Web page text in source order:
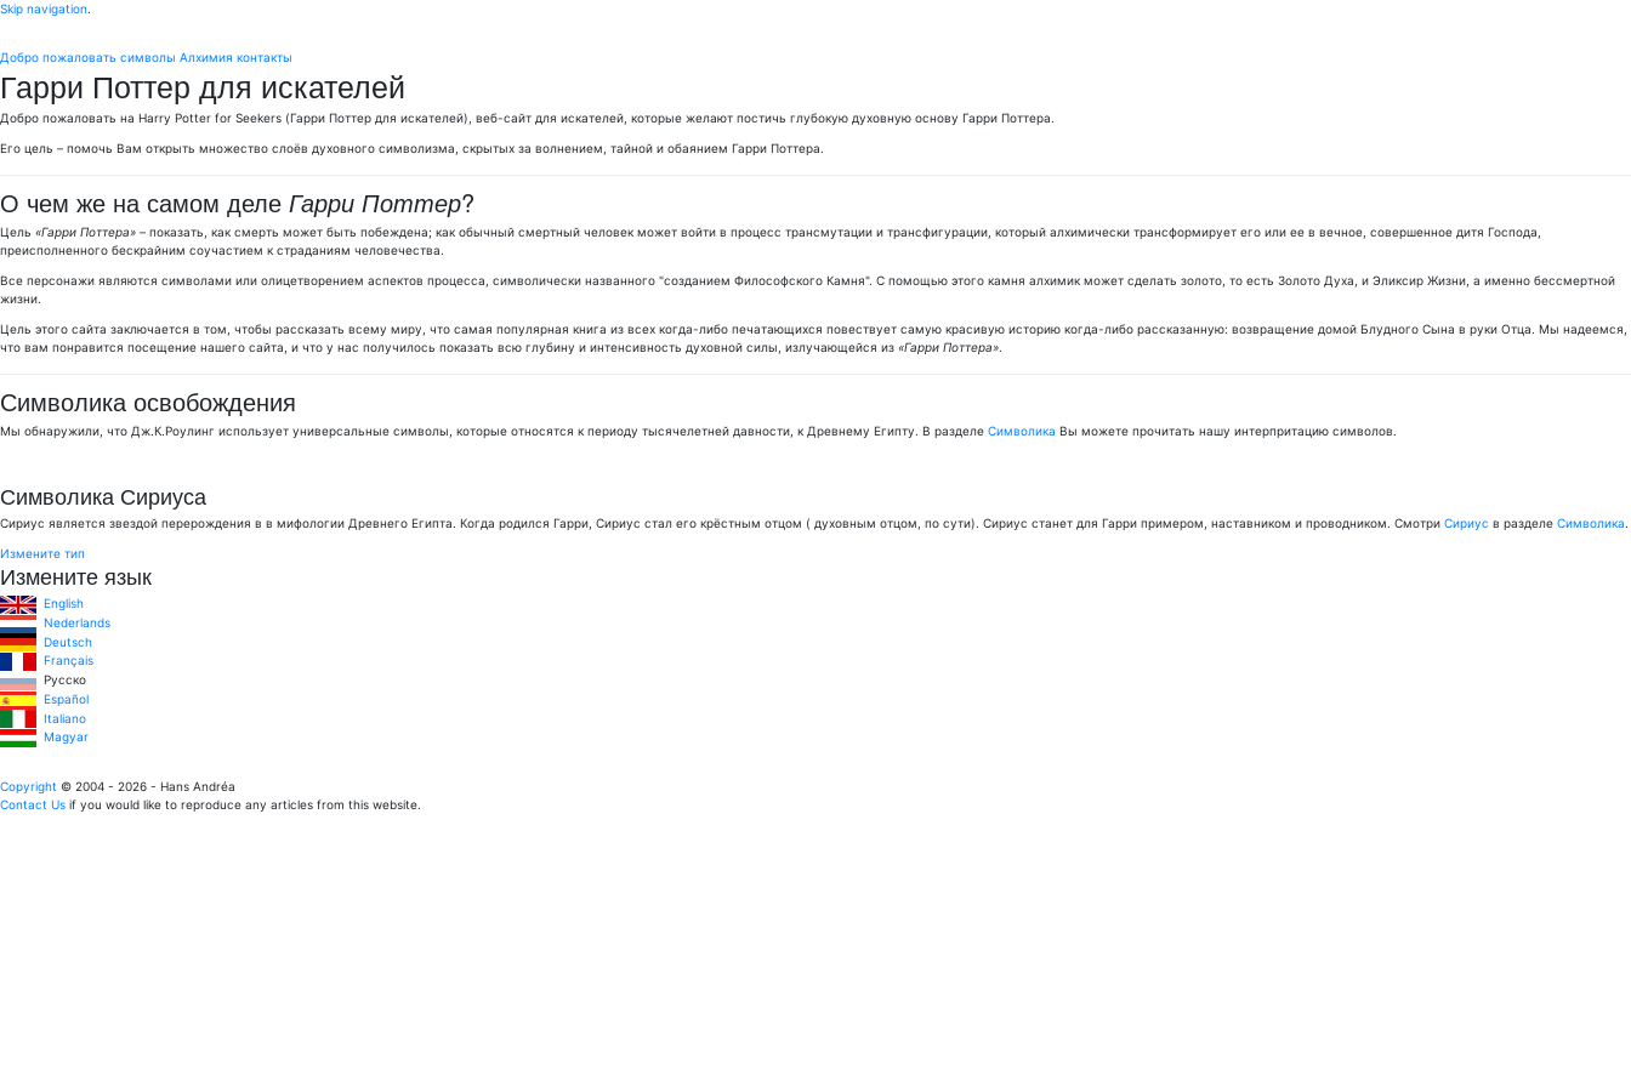
Skip navigation.
Добро пожаловать символы Алхимия контакты
Гарри Поттер для искателей
Добро пожаловать на Harry Potter for Seekers (Гарри Поттер для искателей), веб-сайт для искателей, которые желают постичь глубокую духовную основу Гарри Поттера.
Его цель – помочь Вам открыть множество слоёв духовного символизма, скрытых за волнением, тайной и обаянием Гарри Поттера.
О чем же на самом деле Гарри Поттер?
Цель «Гарри Поттера» – показать, как смерть может быть побеждена; как обычный смертный человек может войти в процесс трансмутации и трансфигурации, который алхимически трансформирует его или ее в вечное, совершенное дитя Господа,
преисполненного бескрайним соучастием к страданиям человечества.
Все персонажи являются символами или олицетворением аспектов процесса, символически названного "созданием Философского Камня". С помощью этого камня алхимик может сделать золото, то есть Золото Духа, и Эликсир Жизни, а именно бессмертной
жизни.
Цель этого сайта заключается в том, чтобы рассказать всему миру, что самая популярная книга из всех когда-либо печатающихся повествует самую красивую историю когда-либо рассказанную: возвращение домой Блудного Сына в руки Отца. Мы надеемся,
что вам понравится посещение нашего сайта, и что у нас получилось показать всю глубину и интенсивность духовной силы, излучающейся из «Гарри Поттера».
Символика освобождения
Мы обнаружили, что Дж.К.Роулинг использует универсальные символы, которые относятся к периоду тысячелетней давности, к Древнему Египту. В разделе Символика Вы можете прочитать нашу интерпритацию символов.
Символика Сириуса
Сириус является звездой перерождения в в мифологии Древнего Египта. Когда родился Гарри, Сириус стал его крёстным отцом ( духовным отцом, по сути). Сириус станет для Гарри примером, наставником и проводником. Смотри Сириус в разделе Символика.
Измените тип
Измените язык
English
Nederlands
Deutsch
Français
Pусско
Español
Italiano
Magyar
Copyright © 2004 - 2026 - Hans Andréa
Contact Us if you would like to reproduce any articles from this website.